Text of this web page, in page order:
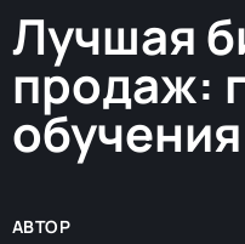
Лучшая
продаж:
АВТОР